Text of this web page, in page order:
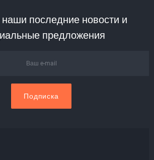
последние новости и
предложения